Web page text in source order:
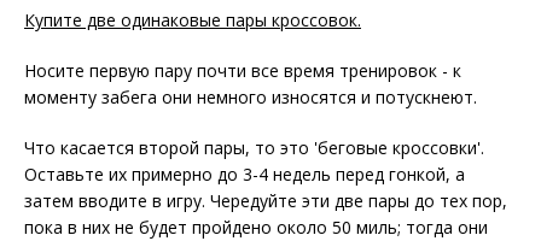
Купите две одинаковые пары кроссовок.
Носите первую пару почти все время тренировок - к
моменту забега они немного износятся и потускнеют.
Что касается второй пары, то это 'беговые кроссовки'.
Оставьте их примерно до 3-4 недель перед гонкой, а
затем вводите в игру. Чередуйте эти две пары до тех пор,
пока в них не будет пройдено около 50 миль; тогда они